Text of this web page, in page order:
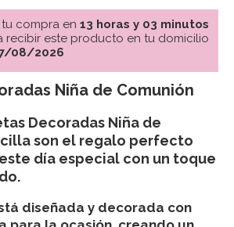
tu compra en 13 horas y 03 minutos
recibir este producto en tu domicilio
08/2026
Niña de Comunión
Decoradas Niña de
son el regalo perfecto
día especial con un toque
diseñada y decorada con